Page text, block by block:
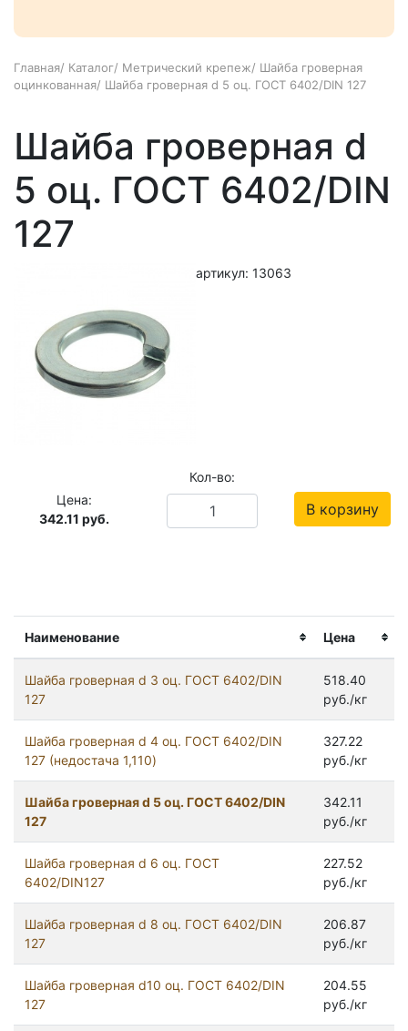
Главная/ Каталог/ Метрический крепеж/ Шайба гроверная
оцинкованная/ Шайба гроверная d 5 оц. ГОСТ 6402/DIN 127
Наименование Цена
Шайба гроверная d 3 оц. ГОСТ 6402/DIN
127
518.40
руб./кг
Шайба гроверная d 4 оц. ГОСТ 6402/DIN
127 (недостача 1,110)
327.22
руб./кг
Шайба гроверная d 5 оц. ГОСТ 6402/DIN
127
342.11
руб./кг
Шайба гроверная d 6 оц. ГОСТ
6402/DIN127
227.52
руб./кг
Шайба гроверная d 8 оц. ГОСТ 6402/DIN
127
206.87
руб./кг
Шайба гроверная d10 оц. ГОСТ 6402/DIN
127
204.55
руб./кг
Шайба гроверная d
5 оц. ГОСТ 6402/DIN
127
артикул: 13063
Цена:
342.11 руб.
Кол-во:
В корзину